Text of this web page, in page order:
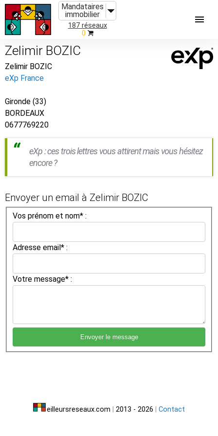
Mandataires
immobilier
187 réseaux
0
Zelimir BOZIC
Zelimir BOZIC
eXp France
Gironde (33)
BORDEAUX
0677769220
eXp : ces trois lettres vous attirent mais vous hésitez
encore ?
Envoyer un email à Zelimir BOZIC
Vos prénom et nom* :
Adresse email* :
Votre message* :
eilleursreseaux.com 2013 - 2026 Contact